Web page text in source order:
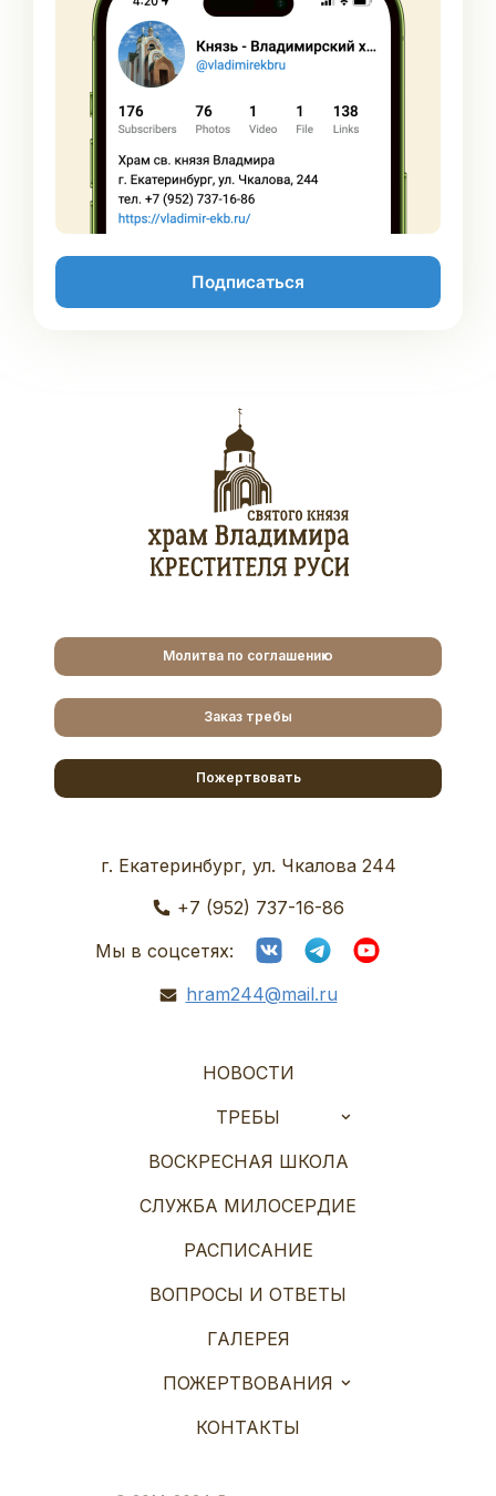
Подписаться
Молитва по соглашению
Заказ требы
Пожертвовать
г. Екатеринбург, ул. Чкалова 244
+7 (952) 737-16-86
Мы в соцсетях:
hram244@mail.ru
НОВОСТИ
ТРЕБЫ
ВОСКРЕСНАЯ ШКОЛА
СЛУЖБА МИЛОСЕРДИЕ
РАСПИСАНИЕ
ВОПРОСЫ И ОТВЕТЫ
ГАЛЕРЕЯ
ПОЖЕРТВОВАНИЯ
КОНТАКТЫ